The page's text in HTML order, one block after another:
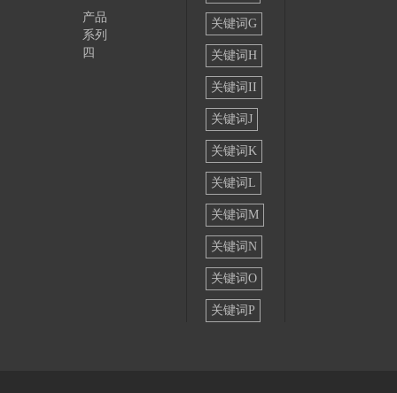
产品
系列
四
关键词G
关键词H
关键词II
关键词J
关键词K
关键词L
关键词M
关键词N
关键词O
关键词P